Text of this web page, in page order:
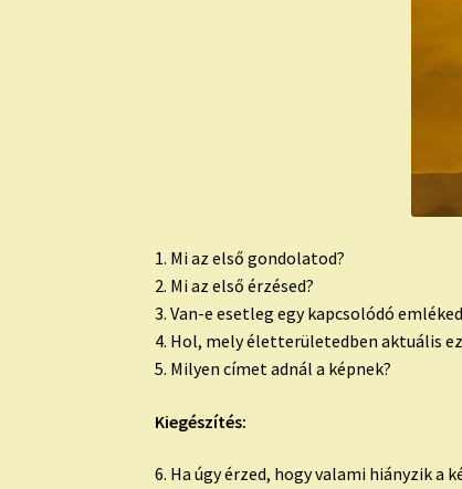
1. Mi az első gondolatod?
2. Mi az első érzésed?
3. Van-e esetleg egy kapcsolódó
4. Hol, mely életterületedben aktuális
5. Milyen címet adnál a képnek?
Kiegészítés:
6. Ha úgy érzed, hogy valami hiányzik